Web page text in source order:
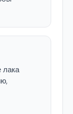
лака